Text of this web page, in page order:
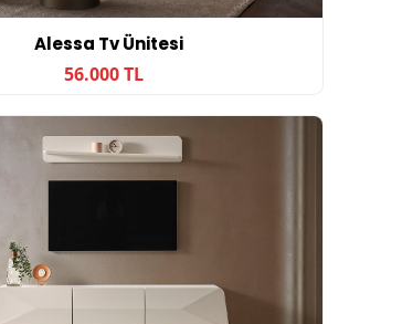
Alessa Tv Ünitesi
56.000 TL